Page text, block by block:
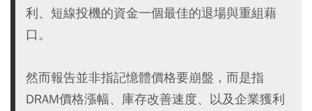
利、短線投機的資金一個最佳的退場與重組藉
口。
然而報告並非指記憶體價格要崩盤，而是指
DRAM價格漲幅、庫存改善速度、以及企業獲利